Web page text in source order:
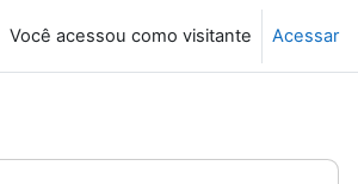
Você acessou como visitante Acessar